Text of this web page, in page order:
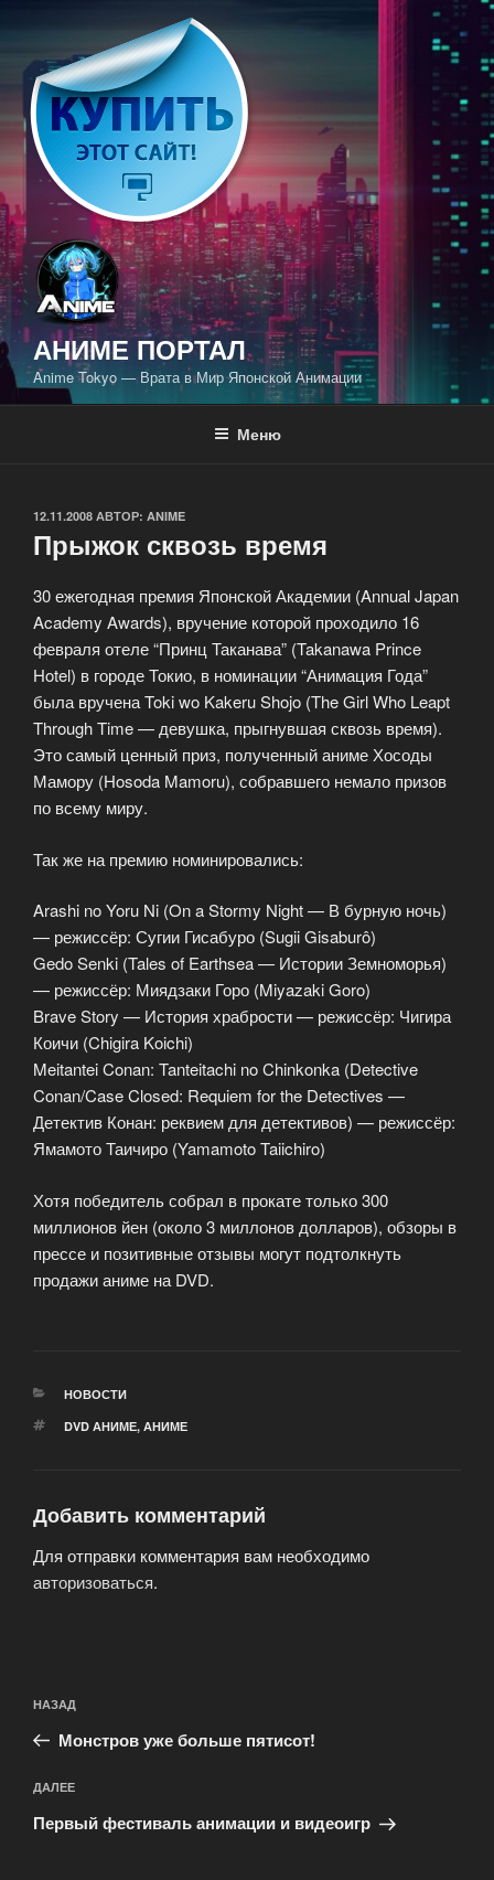
содержимому
АНИМЕ ПОРТАЛ
Anime Tokyo — Врата в Мир Японской Анимации
Меню
ОПУБЛИКОВАНО
12.11.2008 АВТОР: ANIME
Прыжок сквозь время
30 ежегодная премия Японской Академии (Annual Japan
Academy Awards), вручение которой проходило 16
февраля отеле “Принц Таканава” (Takanawa Prince
Hotel) в городе Токио, в номинации “Анимация Года”
была вручена Toki wo Kakeru Shojo (The Girl Who Leapt
Through Time — девушка, прыгнувшая сквозь время).
Это самый ценный приз, полученный аниме Хосоды
Мамору (Hosoda Mamoru), собравшего немало призов
по всему миру.
Так же на премию номинировались:
Arashi no Yoru Ni (On a Stormy Night — В бурную ночь)
— режиссёр: Сугии Гисабуро (Sugii Gisaburô)
Gedo Senki (Tales of Earthsea — Истории Земноморья)
— режиссёр: Миядзаки Горо (Miyazaki Goro)
Brave Story — История храбрости — режиссёр: Чигира
Коичи (Chigira Koichi)
Meitantei Conan: Tanteitachi no Chinkonka (Detective
Conan/Case Closed: Requiem for the Detectives —
Детектив Конан: реквием для детективов) — режиссёр:
Ямамото Таичиро (Yamamoto Taiichiro)
Хотя победитель собрал в прокате только 300
миллионов йен (около 3 миллонов долларов), обзоры в
прессе и позитивные отзывы могут подтолкнуть
продажи аниме на DVD.
РУБРИКИ
НОВОСТИ
МЕТКИ
DVD АНИМЕ, АНИМЕ
Добавить комментарий
Для отправки комментария вам необходимо
авторизоваться.
по
записям
Предыдущая
запись:
НАЗАД
Монстров уже больше пятисот!
Следующая
запись
ДАЛЕЕ
Первый фестиваль анимации и видеоигр